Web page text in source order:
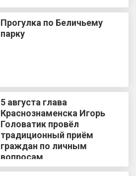
Прогулка по Беличьему
парку
5 августа глава
Краснознаменска Игорь
Головатик провёл
традиционный приём
граждан по личным
вопросам